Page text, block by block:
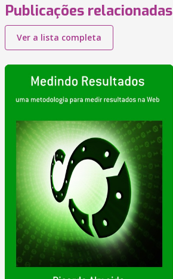
Publicações relacionadas
Ver a lista completa